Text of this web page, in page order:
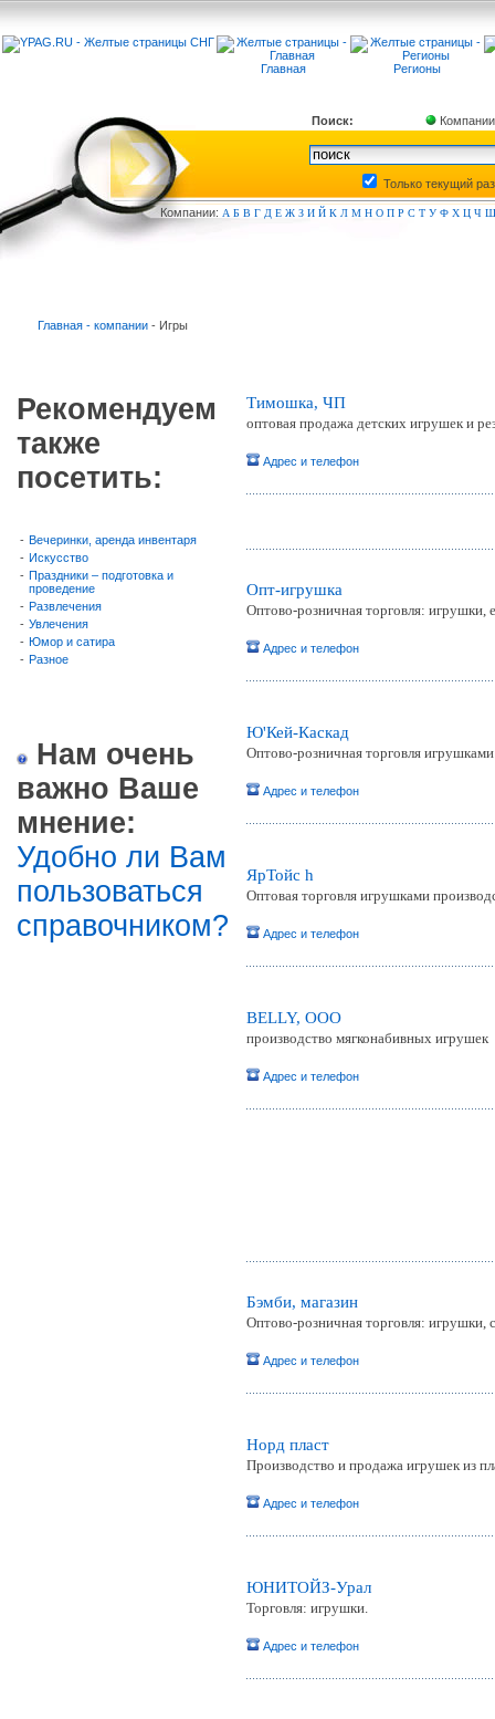
Главная Регионы
Поиск: Компании
Только текущий
Компании: А Б В Г Д Е Ж З И Й К Л М Н О П Р С Т У Ф Х Ц Ч Ш
Главная - компании - Игры
Рекомендуем
также
посетить:
- Вечеринки, аренда инвентаря
- Искусство
- Праздники – подготовка и
проведение
- Развлечения
- Увлечения
- Юмор и сатира
- Разное
Нам очень
важно Ваше
мнение:
Удобно ли Вам
пользоваться
справочником?
Тимошка, ЧП
оптовая продажа детских игрушек и
Адрес и телефон
Опт-игрушка
Оптово-розничная торговля: игрушки,
Адрес и телефон
Ю'Кей-Каскад
Оптово-розничная торговля
Адрес и телефон
ЯрТойс h
Оптовая торговля игрушками
Адрес и телефон
BELLY, ООО
производство мягконабивных игрушек
Адрес и телефон
Бэмби, магазин
Оптово-розничная торговля: игрушки,
Адрес и телефон
Норд пласт
Производство и продажа игрушек из
Адрес и телефон
ЮНИТОЙЗ-Урал
Торговля: игрушки.
Адрес и телефон